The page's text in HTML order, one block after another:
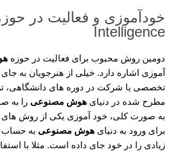
Intelligence
دومین روش محبوب برای فعالیت در حوزه
آموزی اشاره دارد. خیلی از هنرجویان به
تخصصی یا شرکت در دوره های دانشگاهی،
مطرح شده در دنیای هوش مصنوعی را به
به صورت کلی، خود آموزی یکی از روش
برای ورود به دنیای هوش مصنوعی به حساب
زیادی را در خود جای داده است. مثلا با